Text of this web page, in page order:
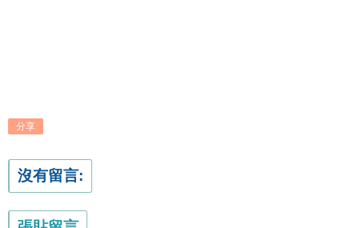
分享
沒有留言: